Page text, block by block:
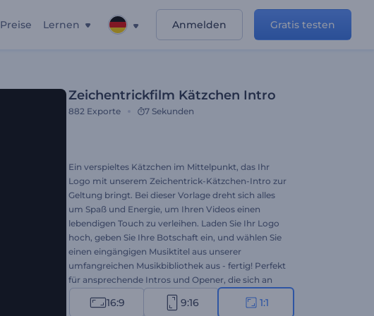
Preise Lernen Anmelden Gratis testen
Zeichentrickfilm Kätzchen Intro
882 Exporte 7 Sekunden
Ein verspieltes Kätzchen im Mittelpunkt, das Ihr
Logo mit unserem Zeichentrick-Kätzchen-Intro zur
Geltung bringt. Bei dieser Vorlage dreht sich alles
um Spaß und Energie, um Ihren Videos einen
lebendigen Touch zu verleihen. Laden Sie Ihr Logo
hoch, geben Sie Ihre Botschaft ein, und wählen Sie
einen eingängigen Musiktitel aus unserer
umfangreichen Musikbibliothek aus - fertig! Perfekt
für ansprechende Intros und Opener, die sich an
Tierliebhaber, Kinder oder jeden, der seiner Marke
einen besonderen Charme verleihen möchte,
16:9 9:16 1:1